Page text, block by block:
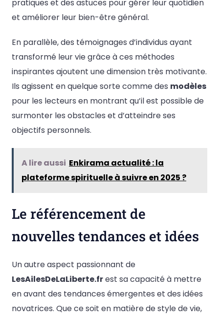
pratiques et des astuces pour gérer leur quotidien
et améliorer leur bien-être général.
En parallèle, des témoignages d’individus ayant
transformé leur vie grâce à ces méthodes
inspirantes ajoutent une dimension très motivante.
Ils agissent en quelque sorte comme des modèles
pour les lecteurs en montrant qu’il est possible de
surmonter les obstacles et d’atteindre ses
objectifs personnels.
A lire aussi Enkirama actualité : la
plateforme spirituelle à suivre en 2025 ?
Le référencement de
nouvelles tendances et idées
Un autre aspect passionnant de
LesAilesDeLaLiberte.frest sa capacité à mettre
en avant des tendances émergentes et des idées
novatrices. Que ce soit en matière de style de vie,